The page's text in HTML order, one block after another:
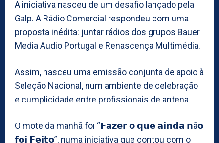
A iniciativa nasceu de um desafio lançado pela
Galp. A Rádio Comercial respondeu com uma
proposta inédita: juntar rádios dos grupos Bauer
Media Audio Portugal e Renascença Multimédia.
Assim, nasceu uma emissão conjunta de apoio à
Seleção Nacional, num ambiente de celebração
e cumplicidade entre profissionais de antena.
O mote da manhã foi “𝗙𝗮𝘇𝗲𝗿 𝗼 𝗾𝘂𝗲 𝗮𝗶𝗻𝗱𝗮 𝗻ã𝗼
𝗳𝗼𝗶 𝗙𝗲𝗶𝘁𝗼”, numa iniciativa que contou com o